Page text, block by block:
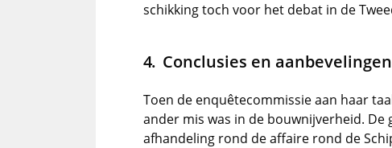
schikking toch voor het debat in de
Conclusies en aanbevelingen
Toen de enquêtecommissie aan haar
ander mis was in de bouwnijverheid.
afhandeling rond de affaire rond de